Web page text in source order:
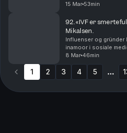
fikk han av henne
15 Mar 53min
92. «IVF er
Mikalsen.
Influenser og gründer
inamoor i sosiale
forhold. Men da hun
partner sa det stopp.
8 Mar 46min
1 2 3 4 5